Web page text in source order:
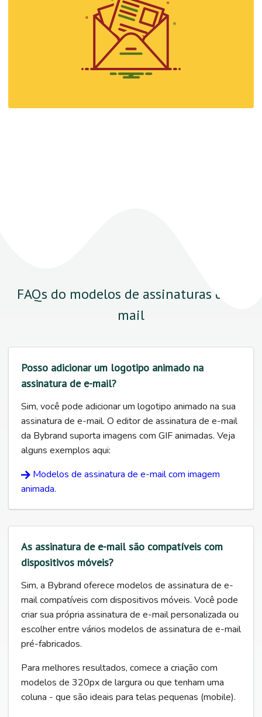
FAQs do modelos de assinaturas de e-
mail
Posso adicionar um logotipo animado na
assinatura de e-mail?
Sim, você pode adicionar um logotipo animado na sua
assinatura de e-mail. O editor de assinatura de e-mail
da Bybrand suporta imagens com GIF animadas. Veja
alguns exemplos aqui:
Modelos de assinatura de e-mail com imagem
animada.
As assinatura de e-mail são compatíveis com
dispositivos móveis?
Sim, a Bybrand oferece modelos de assinatura de e-
mail compatíveis com dispositivos móveis. Você pode
criar sua própria assinatura de e-mail personalizada ou
escolher entre vários modelos de assinatura de e-mail
pré-fabricados.
Para melhores resultados, comece a criação com
modelos de 320px de largura ou que tenham uma
coluna - que são ideais para telas pequenas (mobile).